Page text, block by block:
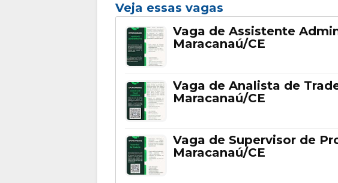
Veja essas vagas
Vaga de Assistente
Maracanaú/CE
Vaga de Analista de
Maracanaú/CE
Vaga de Supervisor de
Maracanaú/CE